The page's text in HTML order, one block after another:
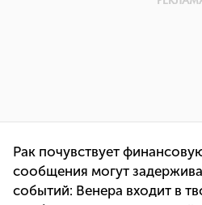
Рак почувствует
сообщения могут
событий: Венера входит в